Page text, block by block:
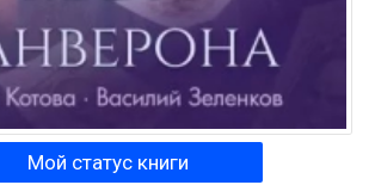
Мой статус книги